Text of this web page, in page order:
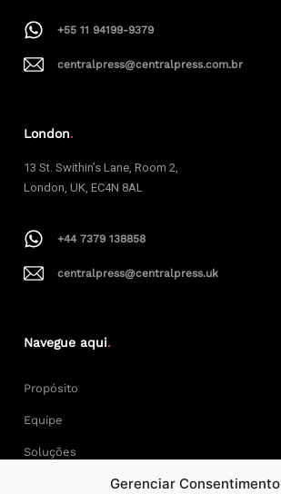
Gerenciar Consentimento
+55 11 94199-9379
centralpress@centralpress.com.br
London.
13 St. Swithin’s Lane, Room 2,
London, UK, EC4N 8AL
+44 7379 138858
centralpress@centralpress.uk
Navegue aqui.
Propósito
Equipe
Soluções